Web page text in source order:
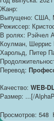
Жанр:
Выпущено: США,
Режиссер:
В ролях: Рэйчел
Коулман,
Харольд, Питер
Перевод:
Качество: WEB-
Размер: ...[/
Просмотров: 548